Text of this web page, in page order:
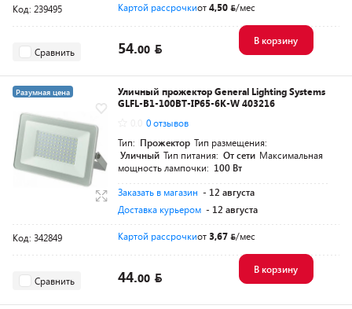
Код: 239495 Картой рассрочкиот4,50 /мес
Сравнить 54.00
В корзину
Разумная цена
Уличный прожектор General Lighting Systems
GLFL-B1-100BT-IP65-6K-W 403216
0 отзывов
Тип: Прожектор Тип размещения:
Уличный Тип питания: От сети Максимальная
мощность лампочки: 100 Вт
Заказать в магазин - 12 августа
Доставка курьером - 12 августа
Код: 342849 Картой рассрочкиот3,67 /мес
Сравнить 44.00
В корзину